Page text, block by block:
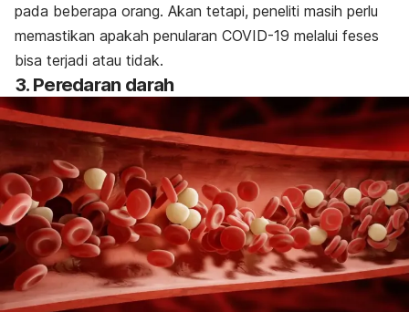
pada beberapa orang. Akan tetapi, peneliti masih perlu
memastikan apakah penularan COVID-19 melalui feses
bisa terjadi atau tidak.
3. Peredaran darah